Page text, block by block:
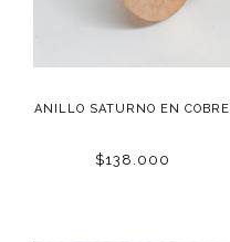
ANILLO SATURNO EN COBRE
$138.000